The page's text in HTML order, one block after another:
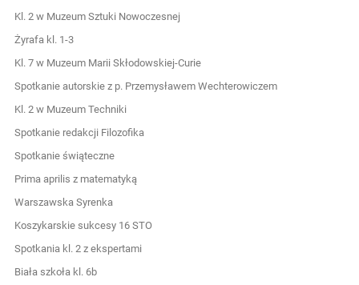
Kl. 2 w Muzeum Sztuki Nowoczesnej
Żyrafa kl. 1-3
Kl. 7 w Muzeum Marii Skłodowskiej-Curie
Spotkanie autorskie z p. Przemysławem Wechterowiczem
Kl. 2 w Muzeum Techniki
Spotkanie redakcji Filozofika
Spotkanie świąteczne
Prima aprilis z matematyką
Warszawska Syrenka
Koszykarskie sukcesy 16 STO
Spotkania kl. 2 z ekspertami
Biała szkoła kl. 6b